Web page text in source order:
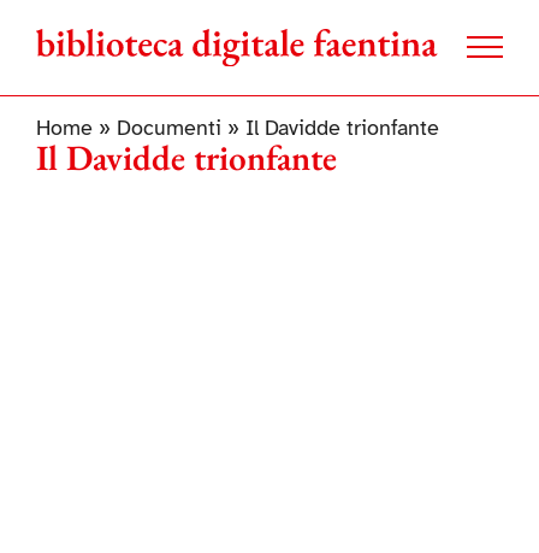
contenuto
Home» Documenti » Il Davidde trionfante
Il Davidde trionfante